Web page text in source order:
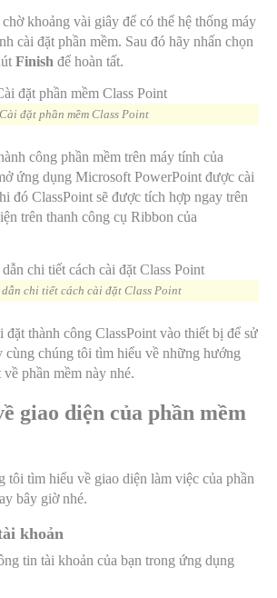
khoảng vài giây để có thể hệ thống máy
cài đặt phần mềm. Sau đó hãy nhấn chọn
Finish để hoàn tất.
Cài đặt phần mềm Class Point
công phần mềm trên máy tính của
ứng dụng Microsoft PowerPoint được cài
đó ClassPoint sẽ được tích hợp ngay trên
trên thanh công cụ Ribbon của
chi tiết cách cài đặt Class Point
đặt thành công ClassPoint vào thiết bị để sử
cùng chúng tôi tìm hiểu về những hướng
phần mềm này nhé.
giao diện của phần mềm
tôi tìm hiểu về giao diện làm việc của phần
bây giờ nhé.
khoản
tin tài khoản của bạn trong ứng dụng